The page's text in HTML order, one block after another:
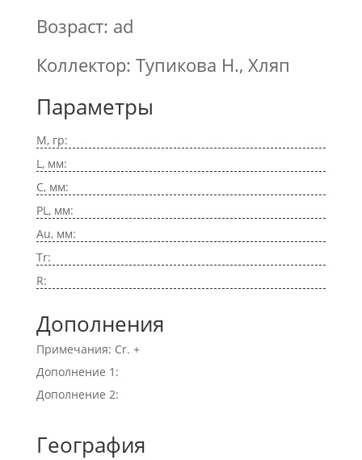
Возраст: ad
Коллектор: Тупикова Н., Хляп
Параметры
M, гр:
L, мм:
C, мм:
PL, мм:
Au, мм:
Tr:
R:
Дополнения
Примечания: Cr. +
Дополнение 1:
Дополнение 2:
География